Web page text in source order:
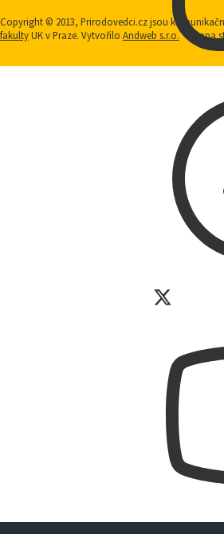
Copyright © 2013, Prirodovedci.cz jsou
fakultyUK v Praze. Vytvořilo Andweb s.r.o. Mapa